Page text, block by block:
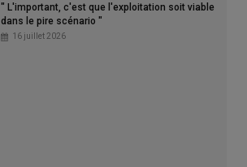
" L'important, c'est que l'exploitation soit viable
dans le pire scénario "
16 juillet 2026